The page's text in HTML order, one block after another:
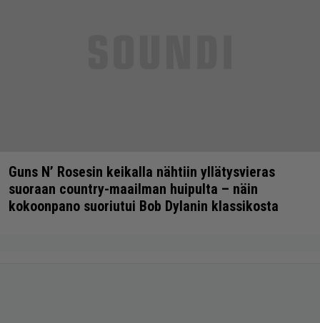
Guns N’ Rosesin keikalla nähtiin yllätysvieras
suoraan country-maailman huipulta – näin
kokoonpano suoriutui Bob Dylanin klassikosta